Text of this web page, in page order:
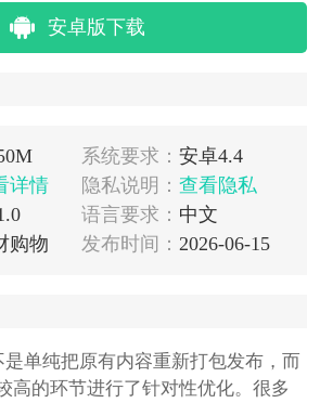
安卓版下载
系统要求： 安卓4.4
详情 隐私说明： 查看隐私
语言要求： 中文
购物 发布时间： 2026-06-15
单纯把原有内容重新打包发布，而
高的环节进行了针对性优化。很多